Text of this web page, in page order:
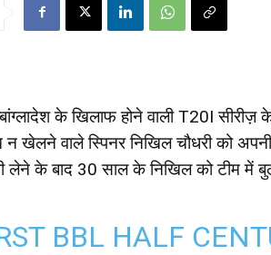
के खिलाफ होने वाली T20I
खेलने वाले स्पिनर निखिल चौधरी को
लेने के बाद 30 साल के निखिल को टीम में
BBL HALF